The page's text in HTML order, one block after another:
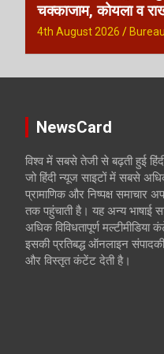
o
चक्काजाम, कोयला व
4th August 2026
NewsCard
विश्व में सबसे तेजी से बढ़ती हुई
जो हिंदी न्यूज साइटों में सबसे
प्रामाणिक और निष्पक्ष समाचार
तक पहुंचाती है। यह अन्य भाषाई
अधिक विविधतापूर्ण
इसकी प्रतिबद्ध ऑनलाइन
और विस्तृत कंटेंट देती है।